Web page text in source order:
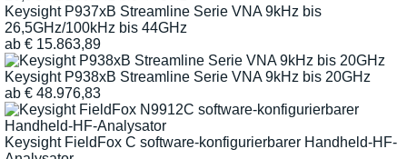
Keysight P937xB Streamline Serie VNA 9kHz bis
26,5GHz/100kHz bis 44GHz
ab € 15.863,89
Keysight P938xB Streamline Serie VNA 9kHz bis 20GHz
ab € 48.976,83
Keysight FieldFox C software-konfigurierbarer Handheld-HF-